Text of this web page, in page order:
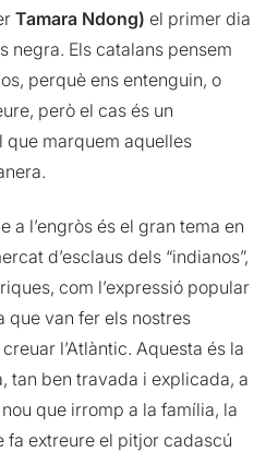
Tamara Ndong) el primer dia
negra. Els catalans pensem
perquè ens entenguin, o
però el cas és un
que marquem aquelles
a l’engròs és el gran tema en
d’esclaus dels “indianos”,
com l’expressió popular
que van fer els nostres
l’Atlàntic. Aquesta és la
tan ben travada i explicada, a
que irromp a la família, la
fa extreure el pitjor cadascú